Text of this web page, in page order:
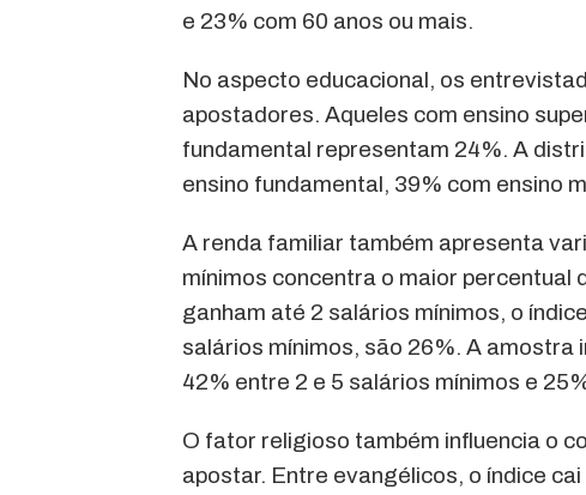
e 23% com 60 anos ou mais.
No aspecto educacional, os
apostadores. Aqueles com ensino
fundamental representam 24%. A
ensino fundamental, 39% com ensino
A renda familiar também apresenta
mínimos concentra o maior percentual
ganham até 2 salários mínimos, o
salários mínimos, são 26%. A amostra
42% entre 2 e 5 salários mínimos e
O fator religioso também influencia o
apostar. Entre evangélicos, o índice